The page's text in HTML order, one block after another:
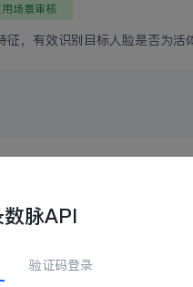
场景审核
，有效识别目标人脸是否为活
元/5万次
脉API
验证码登录